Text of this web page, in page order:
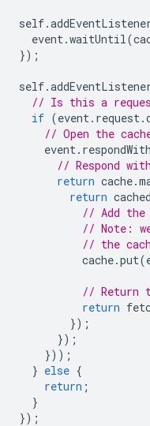
self.
event.waitUntil(
});
self.
// Is this a
if (event. request.
// Open the
event. respondWith
// Respond
return cache.
return
// Add
// Note:
// the
cache.put(
// Return
return
});
});
}));
} else {
return ;
}
});